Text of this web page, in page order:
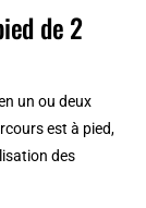
de 2
un ou deux
est à pied,
des